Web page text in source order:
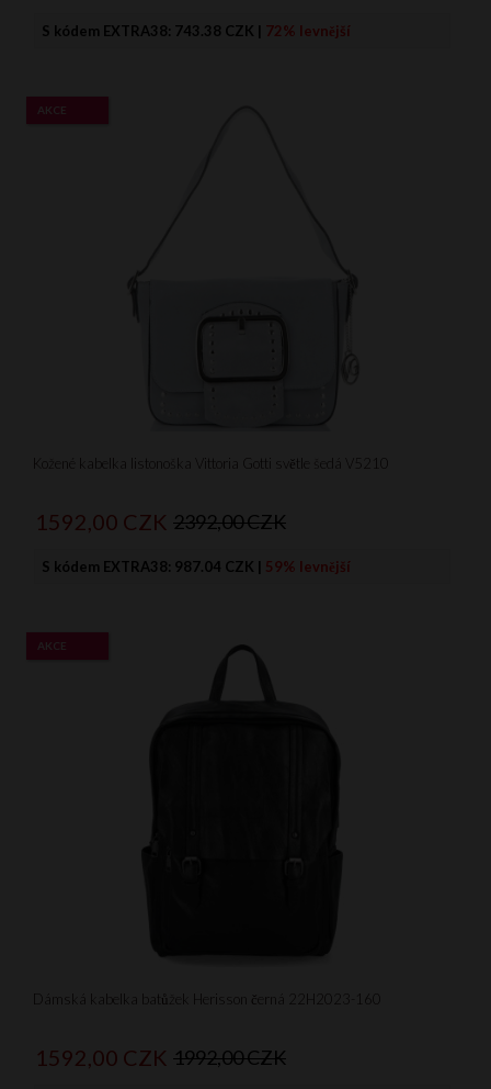
S kódem EXTRA38: 743.38 CZK | 72% levnější
Kožené kabelka listonoška Vittoria Gotti světle šedá V5210
AKCE
1592,00 CZK 2392,00 CZK
S kódem EXTRA38: 987.04 CZK | 59% levnější
Dámská kabelka batůžek Herisson černá 22H2023-160
AKCE
1592,00 CZK 1992,00 CZK